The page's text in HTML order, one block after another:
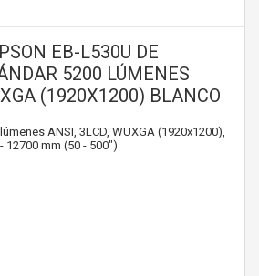
EB-L530U DE
5200 LÚMENES
(1920X1200) BLANCO
ANSI, 3LCD, WUXGA (1920x1200),
12700 mm (50 - 500")